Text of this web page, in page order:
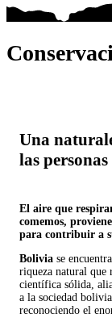
Una
las personas
El aire que
comemos,
para contribuir a
Bolivia se
riqueza natural que
científica sólida,
a la sociedad
reconociendo el